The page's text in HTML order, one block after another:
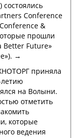
Conference
&
прошли
Better Future»
→
приняла
на Волыни.
отметить
которые
ведения